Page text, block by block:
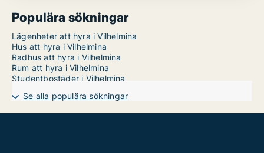
Populära sökningar
Lägenheter att hyra i Vilhelmina
Hus att hyra i Vilhelmina
Radhus att hyra i Vilhelmina
Rum att hyra i Vilhelmina
Studentbostäder i Vilhelmina
Se alla populära sökningar